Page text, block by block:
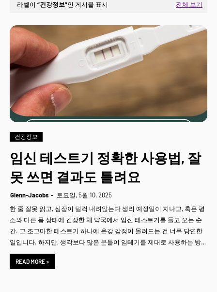
라벨이 건강정보 인 게시물 표시 전체 보기
건강정보
임신 테스트기 정확한 사용법, 잘
못 쓰면 결과도 틀려요
Glenn-Jacobs
토요일, 5월 10, 2025
한 줄 잘못 읽고, 심장이 덜컥 내려앉는다 생리 예정일이 지나고, 혹은 평
소와 다른 몸 상태에 긴장한 채 약국에서 임신 테스트기를 들고 오는 순
간. 그 조그마한 테스트기 하나에 온갖 감정이 몰려드는 건 너무 당연한
일입니다. 하지만, 생각보다 많은 분들이 임테기를 제대로 사용하는 방…
READ MORE »